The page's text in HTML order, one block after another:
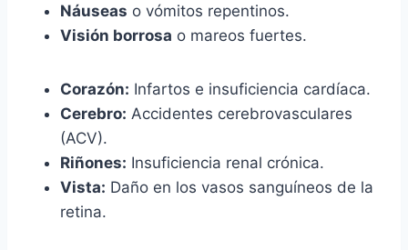
Náuseas o vómitos repentinos.
Visión borrosa o mareos fuertes.
Corazón: Infartos e insuficiencia cardíaca.
Cerebro: Accidentes cerebrovasculares
(ACV).
Riñones: Insuficiencia renal crónica.
Vista: Daño en los vasos sanguíneos de la
retina.